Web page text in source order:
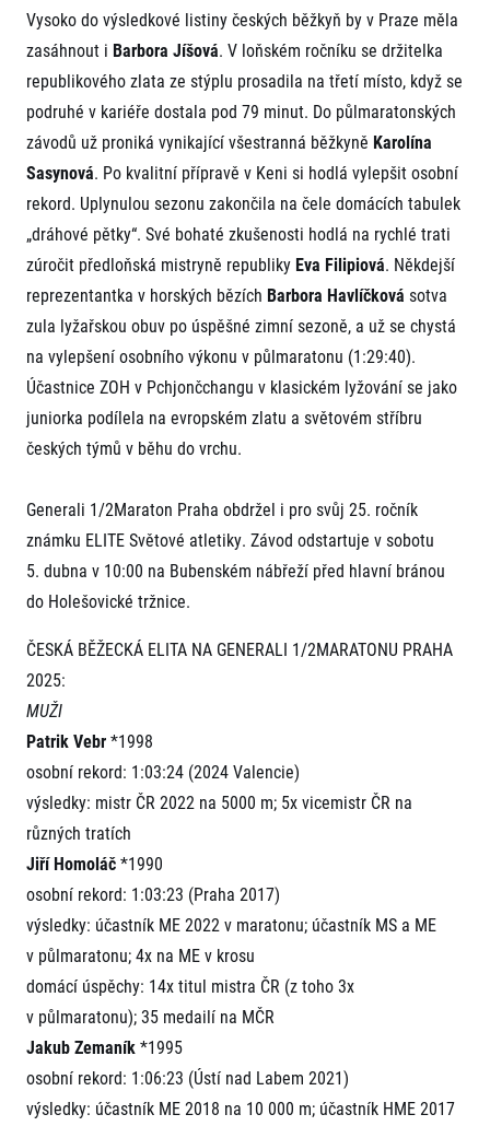
Vysoko do výsledkové listiny českých běžkyň by v Praze měla
zasáhnout i Barbora Jíšová. V loňském ročníku se držitelka
republikového zlata ze stýplu prosadila na třetí místo, když se
podruhé v kariéře dostala pod 79 minut. Do půlmaratonských
závodů už proniká vynikající všestranná běžkyně Karolína
Sasynová. Po kvalitní přípravě v Keni si hodlá vylepšit osobní
rekord. Uplynulou sezonu zakončila na čele domácích tabulek
„dráhové pětky“. Své bohaté zkušenosti hodlá na rychlé trati
zúročit předloňská mistryně republiky Eva Filipiová. Někdejší
reprezentantka v horských bězích Barbora Havlíčková sotva
zula lyžařskou obuv po úspěšné zimní sezoně, a už se chystá
na vylepšení osobního výkonu v půlmaratonu (1:29:40).
Účastnice ZOH v Pchjončchangu v klasickém lyžování se jako
juniorka podílela na evropském zlatu a světovém stříbru
českých týmů v běhu do vrchu.
Generali 1/2Maraton Praha obdržel i pro svůj 25. ročník
známku ELITE Světové atletiky. Závod odstartuje v sobotu
5. dubna v 10:00 na Bubenském nábřeží před hlavní bránou
do Holešovické tržnice.
ČESKÁ BĚŽECKÁ ELITA NA GENERALI 1/2MARATONU PRAHA
2025:
MUŽI
Patrik Vebr*1998
osobní rekord: 1:03:24 (2024 Valencie)
výsledky: mistr ČR 2022 na 5000 m; 5x vicemistr ČR na
různých tratích
Jiří Homoláč*1990
osobní rekord: 1:03:23 (Praha 2017)
výsledky: účastník ME 2022 v maratonu; účastník MS a ME
v půlmaratonu; 4x na ME v krosu
domácí úspěchy: 14x titul mistra ČR (z toho 3x
v půlmaratonu); 35 medailí na MČR
Jakub Zemaník*1995
osobní rekord: 1:06:23 (Ústí nad Labem 2021)
výsledky: účastník ME 2018 na 10 000 m; účastník HME 2017